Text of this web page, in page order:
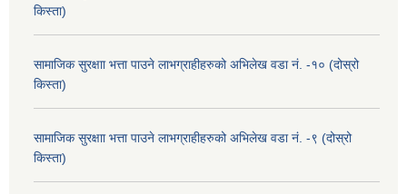
किस्ता)
सामाजिक सुरक्षाा भत्ता पाउने लाभग्राहीहरुको अभिलेख वडा नं. -१० (दोस्रो
किस्ता)
सामाजिक सुरक्षाा भत्ता पाउने लाभग्राहीहरुको अभिलेख वडा नं. -९ (दोस्रो
किस्ता)